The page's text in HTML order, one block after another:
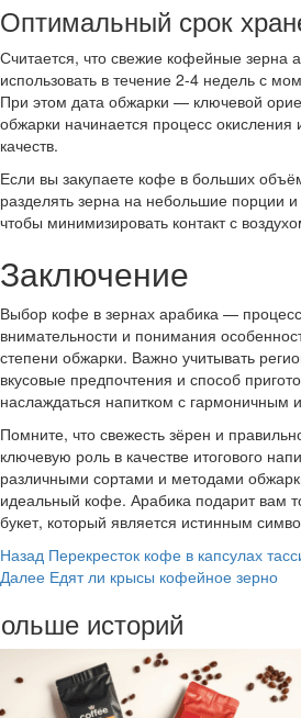
Оптимальный срок
Считается, что свежие кофейные зерна
использовать в течение 2-4 недель с
При этом дата обжарки — ключевой
обжарки начинается процесс окисления
качеств.
Если вы закупаете кофе в больших
разделять зерна на небольшие порции и
чтобы минимизировать контакт с
Заключение
Выбор кофе в зернах арабика —
внимательности и понимания
степени обжарки. Важно учитывать
вкусовые предпочтения и способ
наслаждаться напитком с
Помните, что свежесть зёрен и
ключевую роль в качестве итогового
различными сортами и методами
идеальный кофе. Арабика подарит вам
букет, который является истинным
Post
Navigation
Назад Перекресток кофе в капсулах
Далее Едят ли крысы кофейное зерно
историй